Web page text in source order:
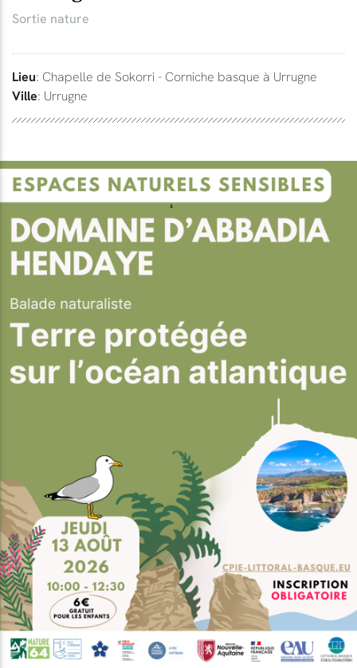
Sortie nature
Lieu: Chapelle de Sokorri - Corniche basque à Urrugne
Ville: Urrugne